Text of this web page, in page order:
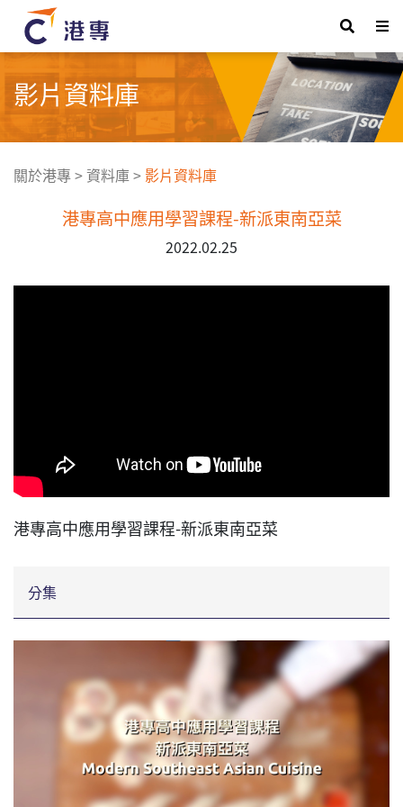
影片資料庫
關於港專>資料庫> 影片資料庫
港專高中應用學習課程-新派東南亞菜
2022.02.25
港專高中應用學習課程-新派東南亞菜
分集